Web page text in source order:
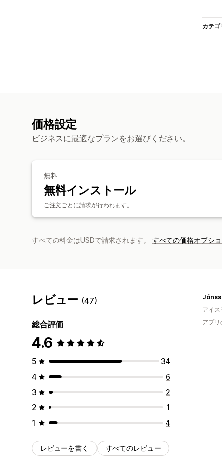
カテゴ
価格設定
ビジネスに最適なプランをお選びください。
無料
無料インストール
ご注文ごとに請求が行われます。
すべての料金はUSDで請求されます。 すべての価格オプシ
レビュー (47)
総合評価
4.6
5
34
4
6
3
2
2
1
1
4
レビューを書く すべてのレビュー
アイス
アプリ